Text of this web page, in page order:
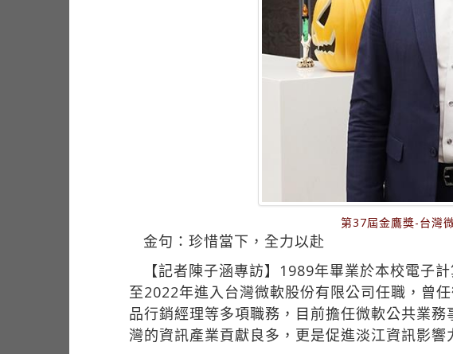
第37屆金鷹獎-台灣
金句：珍惜當下，全力以赴
【記者陳子涵專訪】1989年畢業於本校電子
至2022年進入台灣微軟股份有限公司任職，曾
品行銷經理等多項職務，目前擔任微軟公共業
灣的資訊產業貢獻良多，更是促進淡江資訊影響